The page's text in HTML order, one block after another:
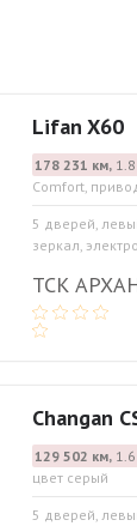
Lifan X60
178 231 км,1.8
Comfort,
5 дверей,
зеркал,
ТСК
Changan
129 502 км,1.6
цвет серый
5 дверей,